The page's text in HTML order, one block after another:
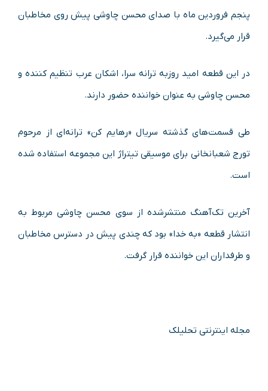
پنجم فروردین ماه با صدای محسن چاوشی پیش روی مخاطبان
قرار می‌گیرد.
در این قطعه امید روزبه ترانه سرا، اشکان عرب تنظیم کننده و
محسن چاوشی به عنوان خواننده حضور دارند.
طی قسمت‌های گذشته سریال «رهایم کن» ترانه‌ای از مرحوم
تورج شعبانخانی برای موسیقی تیتراژ این مجموعه استفاده شده
است.
آخرین تک‌آهنگ منتشرشده از سوی محسن چاوشی مربوط به
انتشار قطعه «به خدا» بود که چندی پیش در دسترس مخاطبان
و طرفداران این خواننده قرار گرفت.
مجله اینترنتی تحلیلک